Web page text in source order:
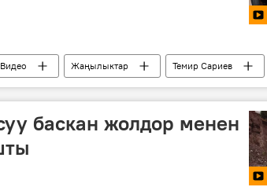
Видео Жаңылыктар
Темир Сариев
тили
баскан жолдор менен